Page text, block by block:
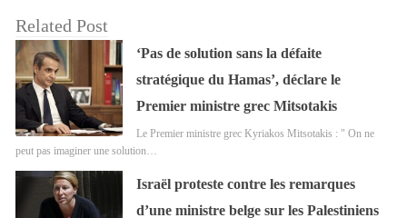
Related Post
‘Pas de solution sans la défaite
stratégique du Hamas’, déclare le
Premier ministre grec Mitsotakis
Le Premier ministre grec Kyriakos Mitsotakis : " On ne
peut pas imaginer une solution…
Israël proteste contre les remarques
d’une ministre belge sur les Palestiniens